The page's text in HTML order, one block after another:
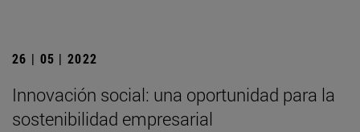
26 | 05 | 2022
Innovación social: una oportunidad para la
sostenibilidad empresarial